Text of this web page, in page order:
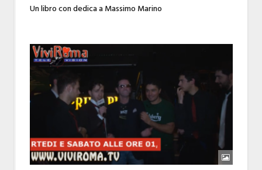
Un libro con dedica a Massimo Marino